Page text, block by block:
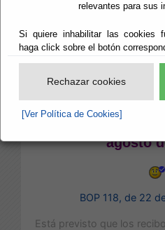
relevantes para sus
Si quiere inhabilitar las cookies
haga click sobre el botón
Rechazar cookies
[Ver Política de Cookies]
Periodo de cobro en
aImpuestos y tasas
Tracción Mecánica,
Desde el 01 de
agosto
BOP 118, de 22
Está previsto que los